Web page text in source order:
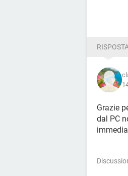
Grazie
dal PC